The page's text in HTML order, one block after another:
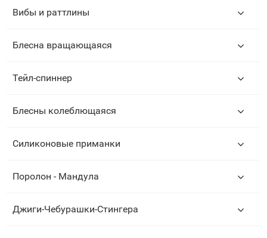
Вибы и раттлины
Блесна вращающаяся
Тейл-спиннер
Блесны колеблющаяся
Силиконовые приманки
Поролон - Мандула
Джиги-Чебурашки-Стингера